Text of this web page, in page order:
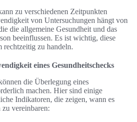
zu verschiedenen Zeitpunkten
von Untersuchungen hängt von
die allgemeine Gesundheit und das
beeinflussen. Es ist wichtig, diese
zu handeln.
eines Gesundheitschecks
die Überlegung eines
machen. Hier sind einige
Indikatoren, die zeigen, wann es
vereinbaren: